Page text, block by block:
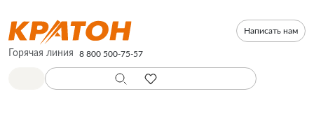
Написать нам
Горячая линия 8 800 500-75-57